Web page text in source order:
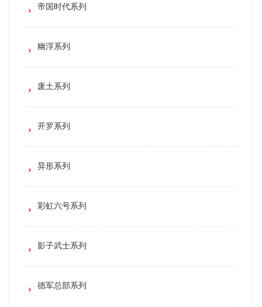
帝国时代系列
幽浮系列
废土系列
开罗系列
异形系列
彩虹六号系列
影子武士系列
德军总部系列